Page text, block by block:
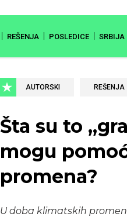
REŠENJA POSLEDICE SRBIJA
AUTORSKI REŠENJA
Šta su to
mogu
promena?
U doba klimatskih